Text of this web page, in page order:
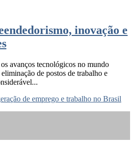
inovação e
avanços tecnológicos no mundo
de postos de trabalho e